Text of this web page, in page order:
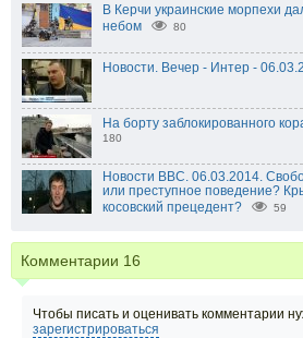
В Керчи украинские морпехи
небом
80
Новости. Вечер - Интер -
На борту заблокированного
180
Новости BBC. 06.03.2014.
или преступное поведение?
косовский прецедент?
59
Комментарии 16
Чтобы писать и оценивать комментарии
зарегистрироваться